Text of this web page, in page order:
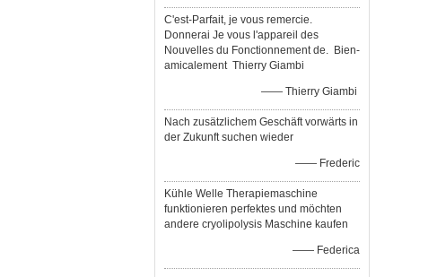
C'est-Parfait, je vous remercie.
Donnerai Je vous l'appareil des
Nouvelles du Fonctionnement de. Bien-
amicalement Thierry Giambi
—— Thierry Giambi
Nach zusätzlichem Geschäft vorwärts in
der Zukunft suchen wieder
—— Frederic
Kühle Welle Therapiemaschine
funktionieren perfektes und möchten
andere cryolipolysis Maschine kaufen
—— Federica